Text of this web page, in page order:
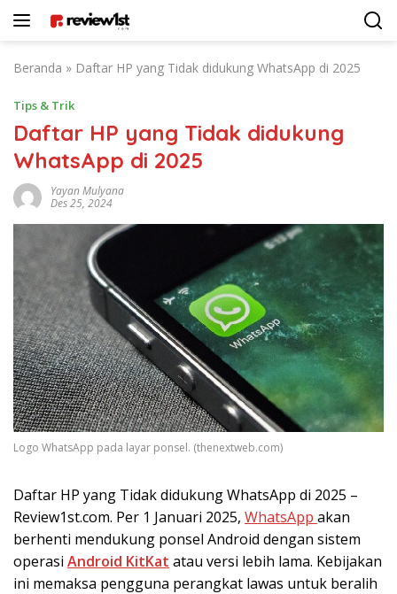
Beranda » Daftar HP yang Tidak didukung WhatsApp di 2025
Tips & Trik
Daftar HP yang Tidak didukung
WhatsApp di 2025
Yayan Mulyana
Des 25, 2024
Logo WhatsApp pada layar ponsel. (thenextweb.com)
Daftar HP yang Tidak didukung WhatsApp di 2025 –
Review1st.com. Per 1 Januari 2025, WhatsApp akan
berhenti mendukung ponsel Android dengan sistem
operasi Android KitKat atau versi lebih lama. Kebijakan
ini memaksa pengguna perangkat lawas untuk beralih